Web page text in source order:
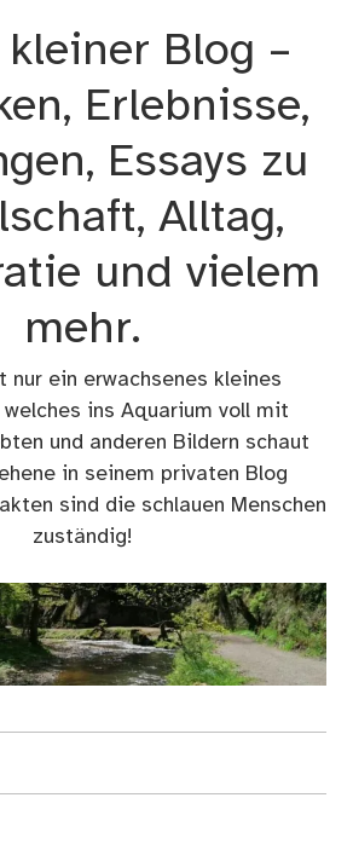
kleiner Blog –
Erlebnisse,
Essays zu
Alltag,
und vielem
mehr.
nur ein erwachsenes kleines
ins Aquarium voll mit
und anderen Bildern schaut
in seinem privaten Blog
sind die schlauen Menschen
zuständig!